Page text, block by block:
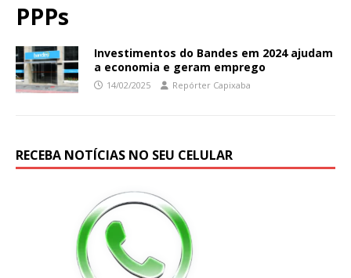
PPPs
Investimentos do Bandes em 2024 ajudam
a economia e geram emprego
14/02/2025 Repórter Capixaba
RECEBA NOTÍCIAS NO SEU CELULAR